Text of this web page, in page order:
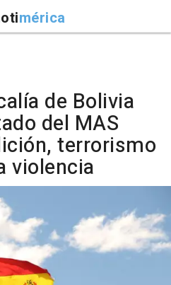
mérica
de Bolivia
del MAS
terrorismo
violencia